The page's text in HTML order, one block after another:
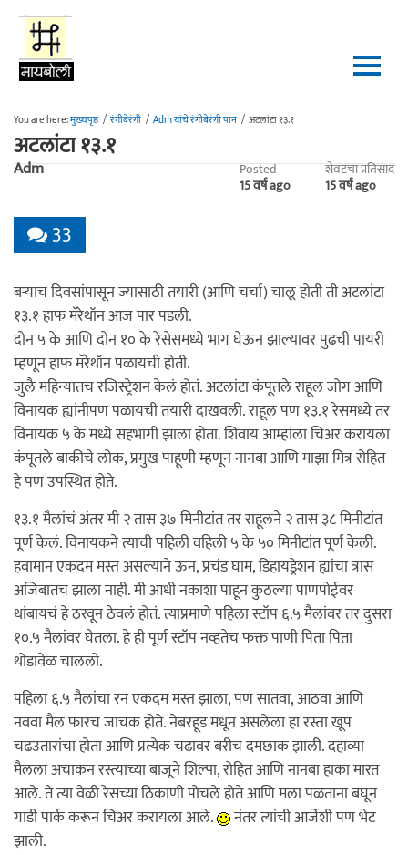
Skip to main content
You are here:मुख्यपृष्ठ / रंगीबेरंगी / Adm यांचे रंगीबेरंगी पान / अटलांटा १३.१
अटलांटा १३.१
Adm Posted
15 वर्ष ago
शेवटचा प्रतिसाद
15 वर्ष ago
33
बर्‍याच दिवसांपासून ज्यासाठी तयारी (आणि चर्चा) चालू होती ती अटलांटा
१३.१ हाफ मॅरेथॉन आज पार पडली.
दोन ५ के आणि दोन १० के रेसेसमध्ये भाग घेऊन झाल्यावर पुढची पायरी
म्हणून हाफ मॅरेथॉन पळायची होती.
जुलै महिन्यातच रजिस्ट्रेशन केलं होतं. अटलांटा कंपूतले राहूल जोग आणि
विनायक ह्यांनीपण पळायची तयारी दाखवली. राहूल पण १३.१ रेसमध्ये तर
विनायक ५ के मध्ये सहभागी झाला होता. शिवाय आम्हांला चिअर करायला
कंपूतले बाकीचे लोक, प्रमुख पाहूणी म्हणून नानबा आणि माझा मित्र रोहित
हे पण उपस्थित होते.
१३.१ मैलांचं अंतर मी २ तास ३७ मिनीटांत तर राहूलने २ तास ३८ मिनीटांत
पूर्ण केलं. विनायकने त्याची पहिली वहिली ५ के ५० मिनीटांत पूर्ण केली.
हवामान एकदम मस्त असल्याने ऊन, प्रचंड घाम, डिहायड्रेशन ह्यांचा त्रास
अजिबातच झाला नाही. मी आधी नकाशा पाहून कुठल्या पाणपोईवर
थांबायचं हे ठरवून ठेवलं होतं. त्याप्रमाणे पहिला स्टॉप ६.५ मैलांवर तर दुसरा
१०.५ मैलांवर घेतला. हे ही पूर्ण स्टॉप नव्हतेच फक्त पाणी पिता पिता
थोडावेळ चाललो.
पहिला ६.५ मैलांचा रन एकदम मस्त झाला, पण सातवा, आठवा आणि
नववा मैल फारच जाचक होते. नेबरहूड मधून असलेला हा रस्ता खूप
चढउतारांचा होता आणि प्रत्येक चढावर बरीच दमछाक झाली. दहाव्या
मैलला अचाकन रस्त्याच्या बाजूने शिल्पा, रोहित आणि नानबा हाका मारत
आले. ते त्या वेळी रेसच्या ठिकाणी पोचले होते आणि मला पळताना बघून
गाडी पार्क करून चिअर करायला आले.
नंतर त्यांची आर्जेशी पण भेट
झाली.